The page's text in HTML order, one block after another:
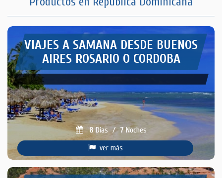
VIAJES A SAMANA DESDE BUENOS
AIRES ROSARIO O CORDOBA
8Días / 7Noches
ver más